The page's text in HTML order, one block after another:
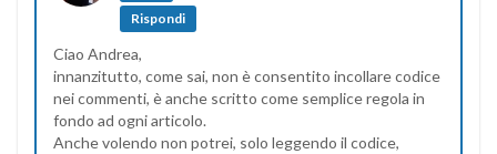
Rispondi
Ciao Andrea,
innanzitutto, come sai, non è consentito incollare codice
nei commenti, è anche scritto come semplice regola in
fondo ad ogni articolo.
Anche volendo non potrei, solo leggendo il codice,